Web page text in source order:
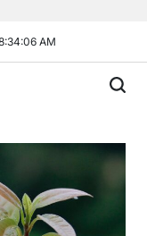
:34:08 AM